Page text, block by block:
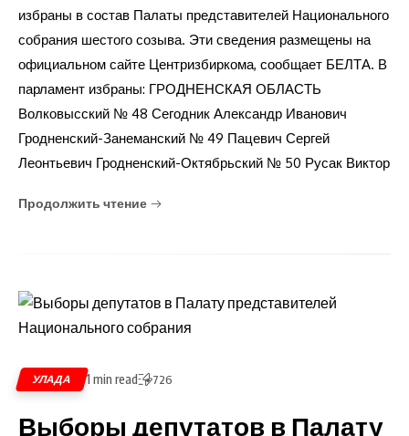
избраны в состав Палаты представителей Национального
собрания шестого созыва. Эти сведения размещены на
официальном сайте Центризбиркома, сообщает БЕЛТА. В
парламент избраны: ГРОДНЕНСКАЯ ОБЛАСТЬ
Волковысский № 48 Сегодник Александр Иванович
Гродненский-Занеманский № 49 Пацевич Сергей
Леонтьевич Гродненский-Октябрьский № 50 Русак Виктор
Продолжить чтение
УЛАДА 1 min read 726
Выборы депутатов в Палату